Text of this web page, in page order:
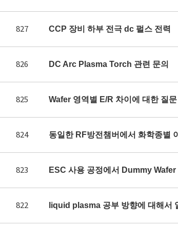
827 CCP 장비 하부 전극 dc 펄스 전력
826 DC Arc Plasma Torch 관련 문의
825 Wafer 영역별 E/R 차이에 대한 질
824 동일한 RF방전챔버에서 화학종별
823 ESC 사용 공정에서 Dummy
822 liquid plasma 공부 방향에 대해서